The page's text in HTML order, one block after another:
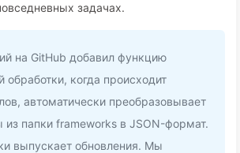
задачах.
на GitHub добавил функцию
обработки, когда происходит
автоматически преобразовывает
из папки frameworks в JSON-формат.
выпускает обновления. Мы